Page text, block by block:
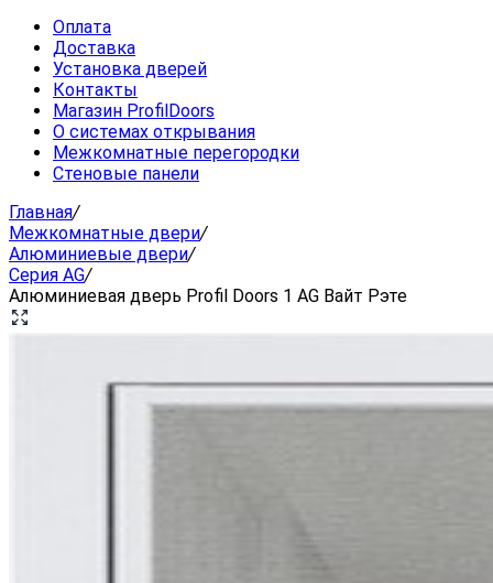
Оплата
Доставка
Установка дверей
Контакты
Магазин ProfilDoors
О системах открывания
Межкомнатные перегородки
Стеновые панели
Главная/
Межкомнатные двери/
Алюминиевые двери/
Серия AG/
Алюминиевая дверь Profil Doors 1 AG Вайт Рэте